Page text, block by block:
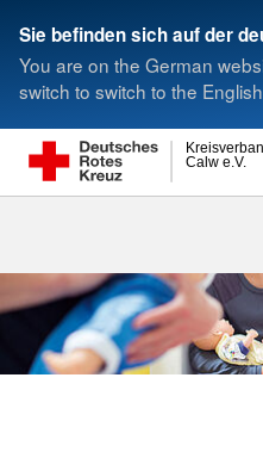
Sie befinden sich auf der
You are on the German
switch to switch to the
Calw e.V.